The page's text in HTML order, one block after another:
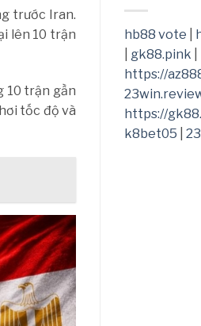
trước Iran.
lên 10 trận
10 trận gần
tốc độ và
hb88 vote
gk88.pink
https://
https://
k8bet05